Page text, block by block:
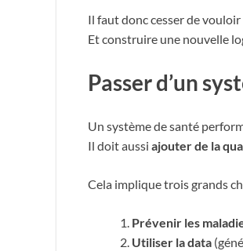
Il faut donc cesser de
Et construire une nouvelle
Passer d’un
Un système de santé
Il doit aussi ajouter de la
Cela implique trois grands
Prévenir les
Utiliser la data